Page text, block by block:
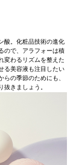
酸。化粧品技術の進化
ので、アラフォーは積
変わるリズムを整えた
る美容液も注目したい
の季節のためにも、
きましょう。